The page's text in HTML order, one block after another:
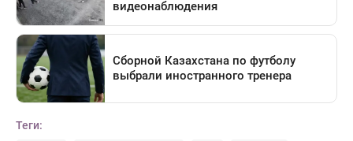
Теги: